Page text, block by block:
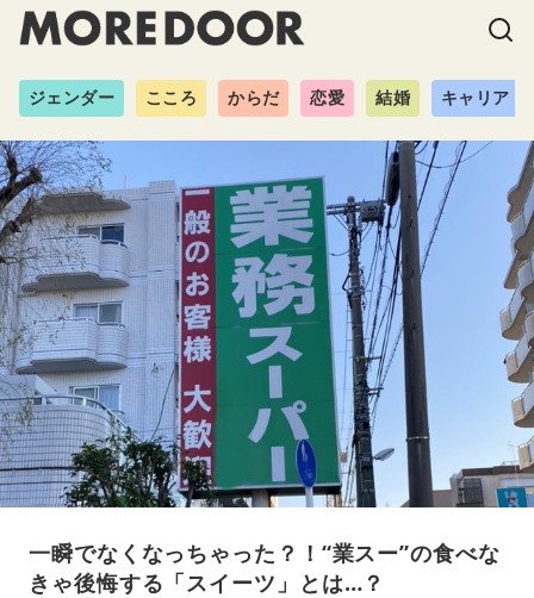
ジェンダー こころ からだ 恋愛 結婚 キャリア
一瞬でなくなっちゃった？！“業スー”の食べな
きゃ後悔する「スイーツ」とは…？